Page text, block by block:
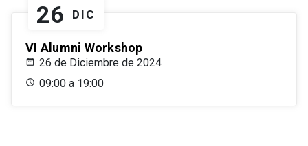
26 DIC
VI Alumni Workshop
26 de Diciembre de 2024
09:00 a 19:00